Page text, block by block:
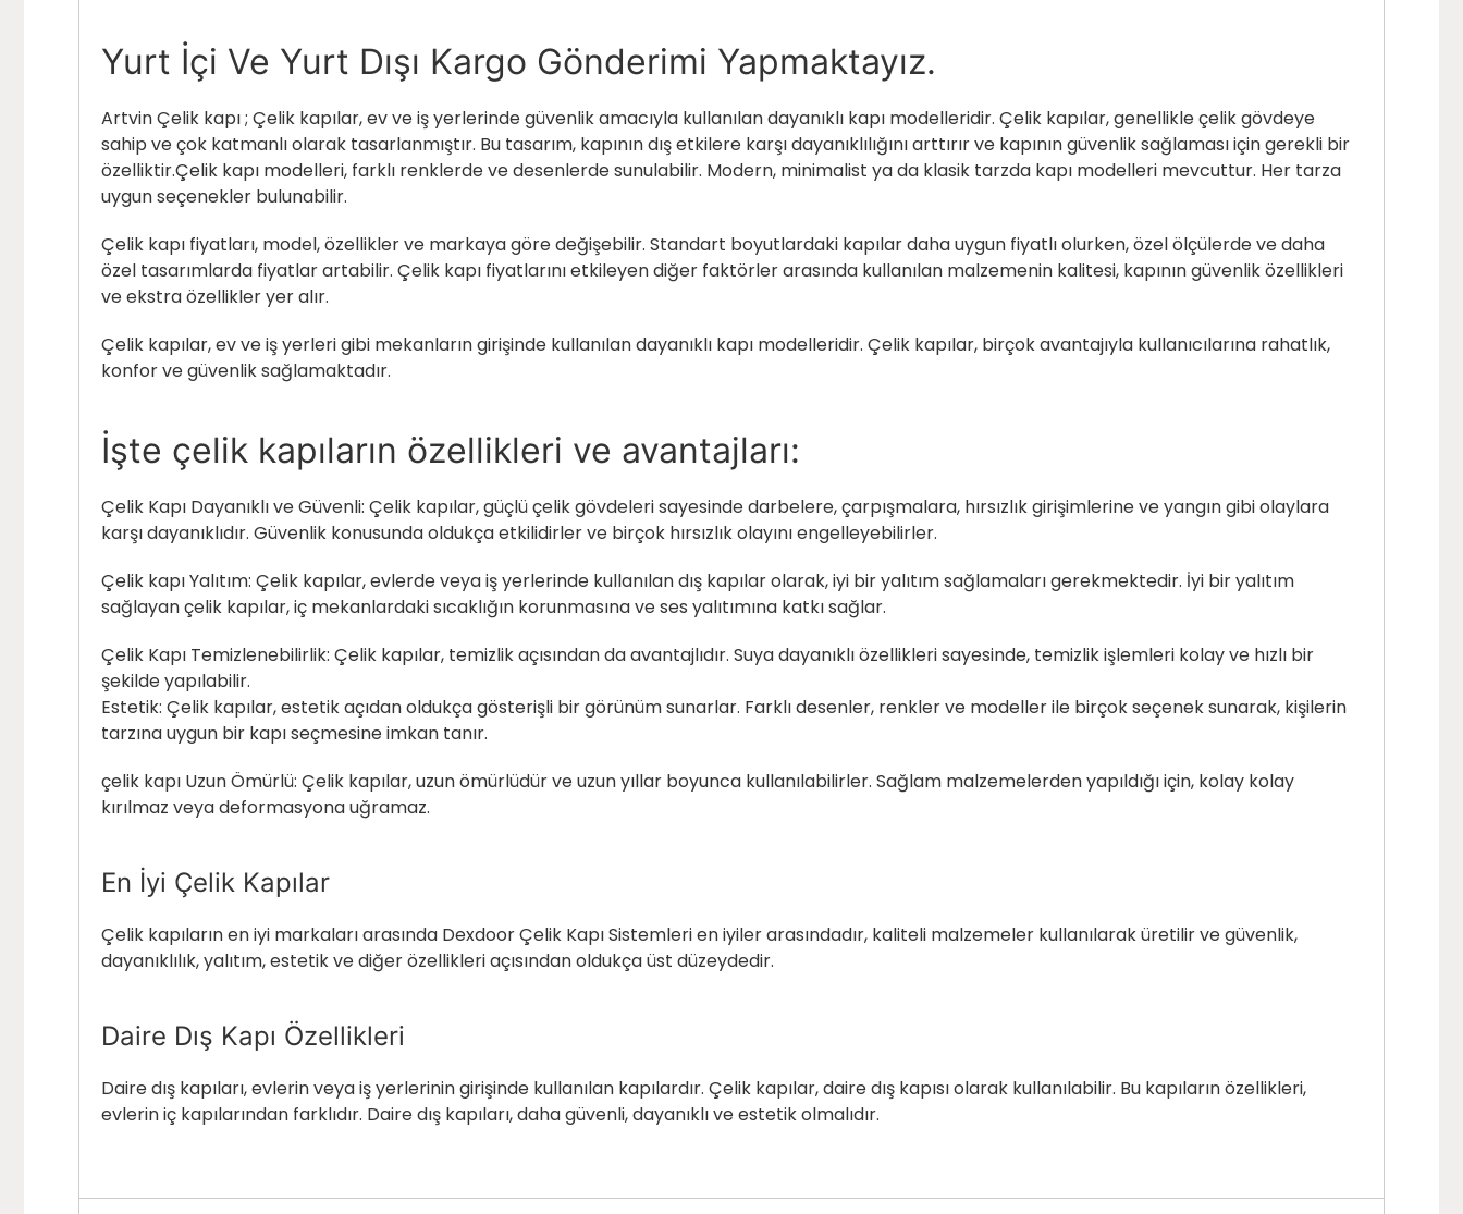
Yurt İçi Ve Yurt Dışı Kargo Gönderimi Yapmaktayız.
Artvin Çelik kapı ; Çelik kapılar, ev ve iş yerlerinde güvenlik amacıyla kullanılan dayanıklı kapı modelleridir. Çelik kapılar, genellikle çelik gövdeye
sahip ve çok katmanlı olarak tasarlanmıştır. Bu tasarım, kapının dış etkilere karşı dayanıklılığını arttırır ve kapının güvenlik sağlaması için gerekli bir
özelliktir.Çelik kapı modelleri, farklı renklerde ve desenlerde sunulabilir. Modern, minimalist ya da klasik tarzda kapı modelleri mevcuttur. Her tarza
uygun seçenekler bulunabilir.
Çelik kapı fiyatları, model, özellikler ve markaya göre değişebilir. Standart boyutlardaki kapılar daha uygun fiyatlı olurken, özel ölçülerde ve daha
özel tasarımlarda fiyatlar artabilir. Çelik kapı fiyatlarını etkileyen diğer faktörler arasında kullanılan malzemenin kalitesi, kapının güvenlik özellikleri
ve ekstra özellikler yer alır.
Çelik kapılar, ev ve iş yerleri gibi mekanların girişinde kullanılan dayanıklı kapı modelleridir. Çelik kapılar, birçok avantajıyla kullanıcılarına rahatlık,
konfor ve güvenlik sağlamaktadır.
İşte çelik kapıların özellikleri ve avantajları:
Çelik Kapı Dayanıklı ve Güvenli: Çelik kapılar, güçlü çelik gövdeleri sayesinde darbelere, çarpışmalara, hırsızlık girişimlerine ve yangın gibi olaylara
karşı dayanıklıdır. Güvenlik konusunda oldukça etkilidirler ve birçok hırsızlık olayını engelleyebilirler.
Çelik kapı Yalıtım: Çelik kapılar, evlerde veya iş yerlerinde kullanılan dış kapılar olarak, iyi bir yalıtım sağlamaları gerekmektedir. İyi bir yalıtım
sağlayan çelik kapılar, iç mekanlardaki sıcaklığın korunmasına ve ses yalıtımına katkı sağlar.
Çelik Kapı Temizlenebilirlik: Çelik kapılar, temizlik açısından da avantajlıdır. Suya dayanıklı özellikleri sayesinde, temizlik işlemleri kolay ve hızlı bir
şekilde yapılabilir.
Estetik: Çelik kapılar, estetik açıdan oldukça gösterişli bir görünüm sunarlar. Farklı desenler, renkler ve modeller ile birçok seçenek sunarak, kişilerin
tarzına uygun bir kapı seçmesine imkan tanır.
çelik kapı Uzun Ömürlü: Çelik kapılar, uzun ömürlüdür ve uzun yıllar boyunca kullanılabilirler. Sağlam malzemelerden yapıldığı için, kolay kolay
kırılmaz veya deformasyona uğramaz.
En İyi Çelik Kapılar
Çelik kapıların en iyi markaları arasında Dexdoor Çelik Kapı Sistemleri en iyiler arasındadır, kaliteli malzemeler kullanılarak üretilir ve güvenlik,
dayanıklılık, yalıtım, estetik ve diğer özellikleri açısından oldukça üst düzeydedir.
Daire Dış Kapı Özellikleri
Daire dış kapıları, evlerin veya iş yerlerinin girişinde kullanılan kapılardır. Çelik kapılar, daire dış kapısı olarak kullanılabilir. Bu kapıların özellikleri,
evlerin iç kapılarından farklıdır. Daire dış kapıları, daha güvenli, dayanıklı ve estetik olmalıdır.